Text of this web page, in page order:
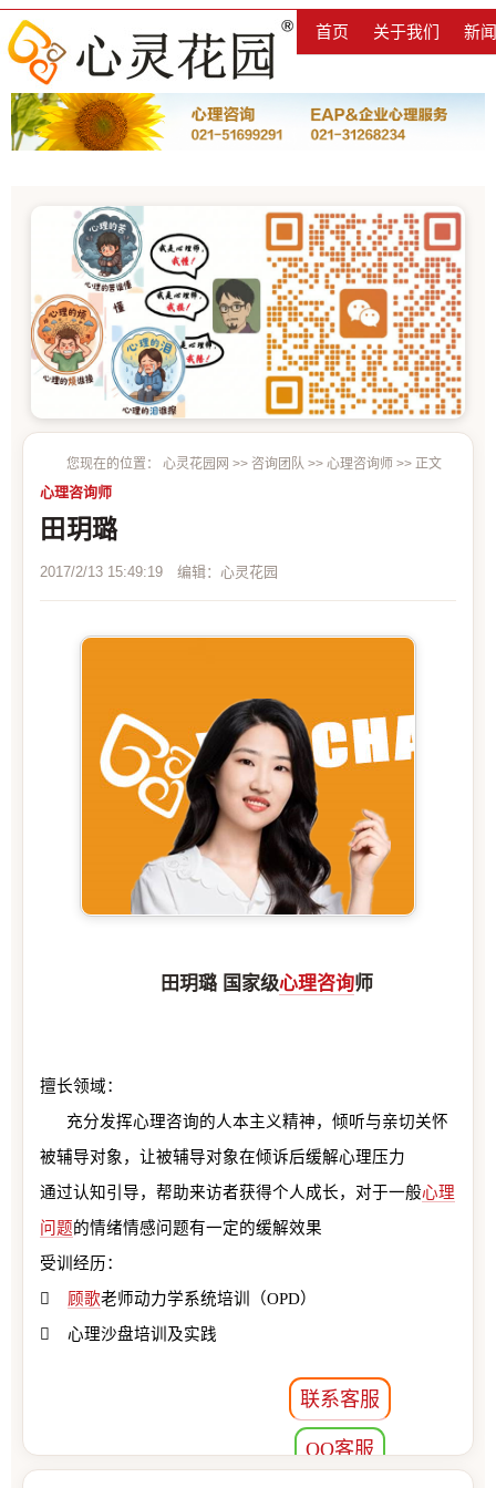
首页 关于我们 新
您现在的位置： 心灵花园网 >> 咨询团队 >> 心理咨询师 >> 正文
心理咨询师
田玥璐
2017/2/13 15:49:19 编辑：心灵花园
田玥璐 国家级心理咨询师
擅长领域：
充分发挥心理咨询的人本主义精神，倾听与亲切关怀
被辅导对象，让被辅导对象在倾诉后缓解心理压力
通过认知引导，帮助来访者获得个人成长，对于一般心理
问题的情绪情感问题有一定的缓解效果
受训经历：
 顾歌老师动力学系统培训（OPD）
 心理沙盘培训及实践
联系客服
QQ客服